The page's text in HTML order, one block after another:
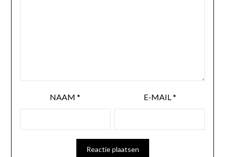
NAAM* E-MAIL *